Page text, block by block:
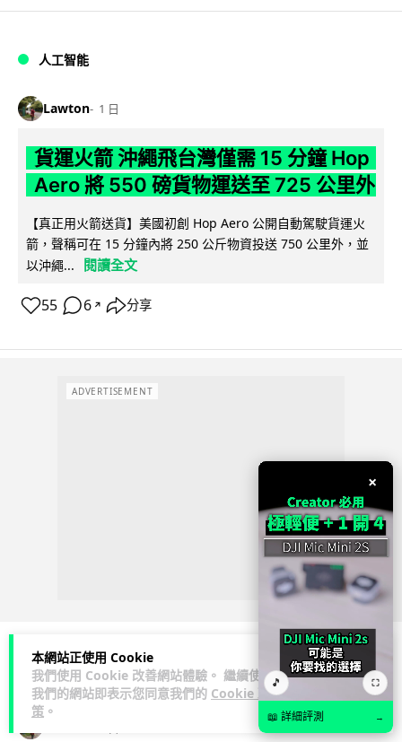
本網站正使用 Cookie
我們使用 Cookie 改善網站體驗。 繼續使用
我們的網站即表示您同意我們的 Cookie 政
策 。
人工智能
Lawton 1 日
貨運火箭 沖繩飛台灣僅需 15 分鐘 Hop
Aero 將 550 磅貨物運送至 725 公里外
【真正用火箭送貨】美國初創 Hop Aero 公開自動駕駛貨運火
箭，聲稱可在 15 分鐘內將 250 公斤物資投送 750 公里外，並
以沖繩...
閱讀全文
55 6 ↗ 分享
ADVERTISEMENT
科技娛樂 遊戲情報
×
🎵 ⛶
📖 詳細評測 →